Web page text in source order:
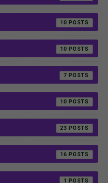
10
10
7
10
23
16
1